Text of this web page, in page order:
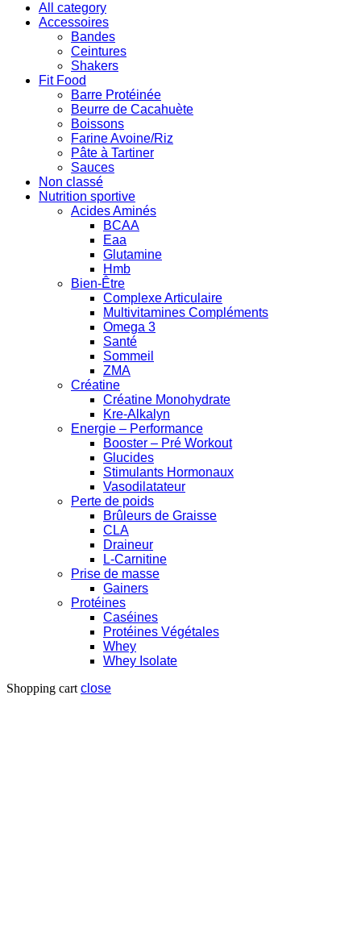
All category
Accessoires
Bandes
Ceintures
Shakers
Fit Food
Barre Protéinée
Beurre de Cacahuète
Boissons
Farine Avoine/Riz
Pâte à Tartiner
Sauces
Non classé
Nutrition sportive
Acides Aminés
BCAA
Eaa
Glutamine
Hmb
Bien-Être
Complexe Articulaire
Multivitamines Compléments
Omega 3
Santé
Sommeil
ZMA
Créatine
Créatine Monohydrate
Kre-Alkalyn
Energie – Performance
Booster – Pré Workout
Glucides
Stimulants Hormonaux
Vasodilatateur
Perte de poids
Brûleurs de Graisse
CLA
Draineur
L-Carnitine
Prise de masse
Gainers
Protéines
Caséines
Protéines Végétales
Whey
Whey Isolate
Shopping cart close